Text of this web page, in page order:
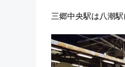
三郷中央駅は八潮駅